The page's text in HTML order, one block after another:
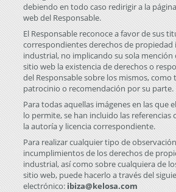
debiendo en todo caso redirigir a la
web del Responsable.
El Responsable reconoce a favor de sus
correspondientes derechos de propiedad
industrial, no implicando su sola mención
sitio web la existencia de derechos o
del Responsable sobre los mismos,
patrocinio o recomendación por su parte.
Para todas aquellas imágenes en las que
lo permite, se han incluido las referencias
la autoría y licencia correspondiente.
Para realizar cualquier tipo de
incumplimientos de los derechos de
industrial, así como sobre cualquiera de
sitio web, puede hacerlo a través del
electrónico: ibiza@kelosa.com